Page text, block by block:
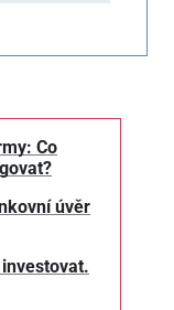
Co
úvěr